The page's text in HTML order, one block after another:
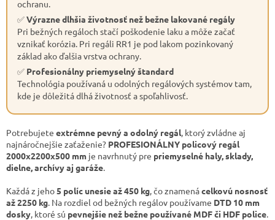
ochranu.
✅Výrazne dlhšia životnosť než bežne lakované regály
Pri bežných regáloch stačí poškodenie laku a môže začať
vznikať korózia. Pri regáli RR1 je pod lakom pozinkovaný
základ ako ďalšia vrstva ochrany.
✅ Profesionálny priemyselný štandard
Technológia používaná u odolných regálových systémov tam,
kde je dôležitá dlhá životnosť a spoľahlivosť.
Potrebujete extrémne pevný a odolný regál , ktorý zvládne aj
najnáročnejšie zaťaženie? PROFESIONÁLNY policový regál
2000x2200x500 mm je navrhnutý pre priemyselné haly, sklady,
dielne, archívy aj garáže
Každá z jeho 5 políc unesie až 450 kg , čo znamenácelkovú nosnosť
až 2250 kg . Na rozdiel od bežných regálov používame DTD 10 mm
dosky , ktoré sú pevnejšie než bežne používané MDF či HDF police